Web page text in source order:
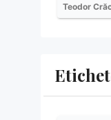
Teodor